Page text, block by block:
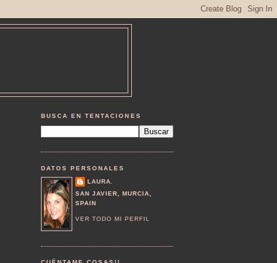
BUSCA EN TENTACIONES
DATOS PERSONALES
LAURA.
SAN JAVIER, MURCIA,
SPAIN
VER TODO MI PERFIL